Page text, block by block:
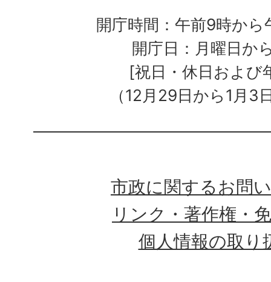
開庁時間：午前9時か
開庁日：月曜日か
[祝日・休日および
（12月29日から1月3
市政に関するお問
リンク・著作権・
個人情報の取り